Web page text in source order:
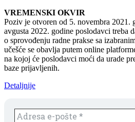
VREMENSKI OKVIR
Poziv je otvoren od 5. novembra 2021.
avgusta 2022. godine poslodavci treba
o sprovođenju radne prakse sa
učešće se obavlja putem online
na kojoj će poslodavci moći da urade
baze prijavljenih.
Detaljnije